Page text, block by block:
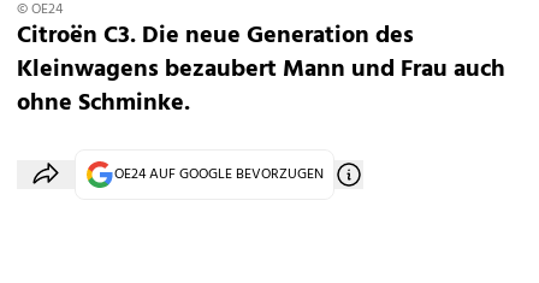
© OE24
Citroën C3. Die neue Generation des
Kleinwagens bezaubert Mann und Frau auch
ohne Schminke.
OE24 AUF GOOGLE BEVORZUGEN